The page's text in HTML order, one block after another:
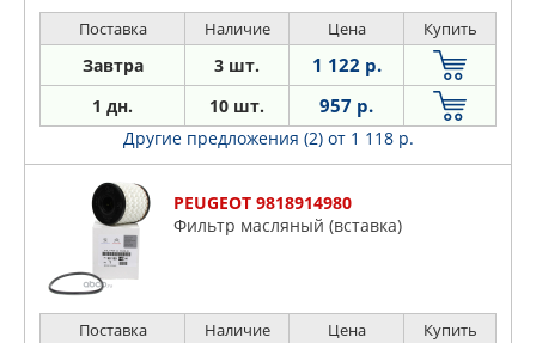
Поставка Наличие Цена Купить
Завтра 3 шт. 1 122 р.
1 дн. 10 шт. 957 р.
Другие предложения (2) от 1 118 р.
PEUGEOT 9818914980
Фильтр масляный (вставка)
Поставка Наличие Цена Купить